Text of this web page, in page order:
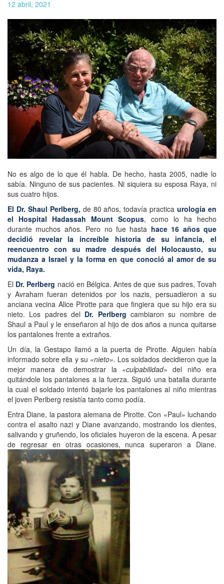
12 abril, 2021
No es algo de lo que él habla. De hecho, hasta 2005, nadie lo
sabía. Ninguno de sus pacientes. Ni siquiera su esposa Raya, ni
sus cuatro hijos.
El Dr. Shaul Perlberg, de 80 años, todavía practicaurología en
el Hospital Hadassah Mount Scopus, como lo ha hecho
durante muchos años. Pero no fue hasta hace 16 años que
decidió revelar la increíble historia de su infancia, el
reencuentro con su madre después del Holocausto, su
mudanza a Israel y la forma en que conoció al amor de su
vida, Raya.
El Dr. Perlberg nació en Bélgica. Antes de que sus padres, Tovah
y Avraham fueran detenidos por los nazis, persuadieron a su
anciana vecina Alice Pirotte para que fingiera que su hijo era su
nieto. Los padres del Dr. Perlberg cambiaron su nombre de
Shaul a Paul y le enseñaron al hijo de dos años a nunca quitarse
los pantalones frente a extraños.
Un día, la Gestapo llamó a la puerta de Pirotte. Alguien había
informado sobre ella y su «nieto». Los soldados decidieron que la
mejor manera de demostrar la «culpabilidad» del niño era
quitándole los pantalones a la fuerza. Siguió una batalla durante
la cual el soldado intentó bajarle los pantalones al niño mientras
el joven Perlberg resistía tanto como podía.
Entra Diane, la pastora alemana de Pirotte. Con «Paul» luchando
contra el asalto nazi y Diane avanzando, mostrando los dientes,
salivando y gruñendo, los oficiales huyeron de la escena. A pesar
de regresar en otras ocasiones, nunca superaron a Diane.